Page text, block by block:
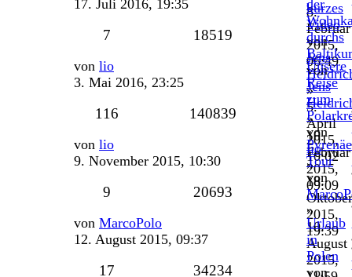
8.
Februar
2015,
06:49
kurzes
Video
von
Jens
»
5.
April
2015,
10:02
Beitrag
17. Juli 2016, 19:35
der
durchs
von
Jens
»
10.
Februar
2015,
09:09
7 18519
Letzter
Beitrag
von lio
3. Mai 2016, 23:25
Unsere
Reise
zum
von
lio
»
18.
Oktober
2015,
19:39
116 140839
Letzter
Beitrag
von lio
9. November 2015, 10:30
Tour
von
»
10.
August
2015,
9 20693
Letzter
Beitrag
von MarcoPolo
12. August 2015, 09:37
Urlaub
in
Polen
von
17 34234Zugriffe